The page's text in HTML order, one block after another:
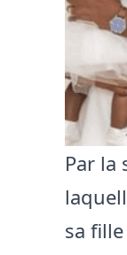
Par la
sa